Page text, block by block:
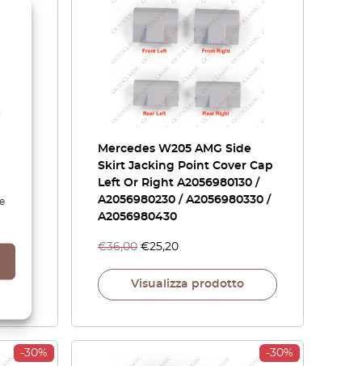
Mercedes W205 AMG Side
Skirt Jacking Point Cover Cap
Left Or Right A2056980130 /
A2056980230 / A2056980330 /
A2056980430
€36,00 €25,20
Visualizza prodotto
-30% -30%